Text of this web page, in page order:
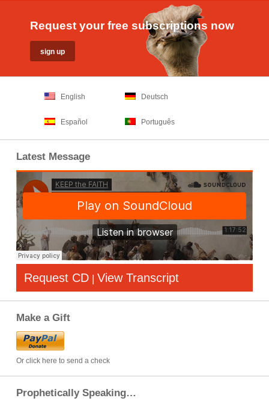
Request your free subscriptions now
English Deutsch
Español Português
Latest Message
Request CD | View Transcript
Make a Gift
Or click here to send a check
Prophetically Speaking…